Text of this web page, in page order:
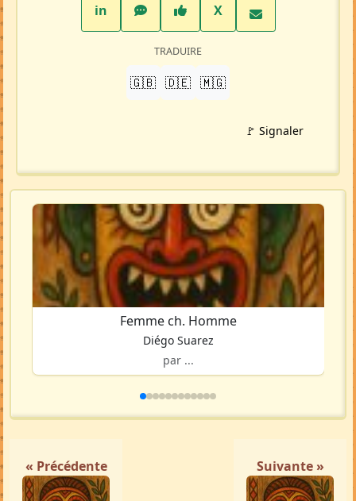
inLinkedInWhatsAppFacebook
XTwitter X
TRADUIRE
🇬🇧 🇩🇪 🇲🇬
🚩 Signaler
Femme ch. Homme
Diégo Suarez
par ...
« Précédente Suivante »